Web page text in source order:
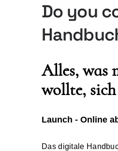
Do you
Alles, was
wollte,
Launch - Online
Das digitale